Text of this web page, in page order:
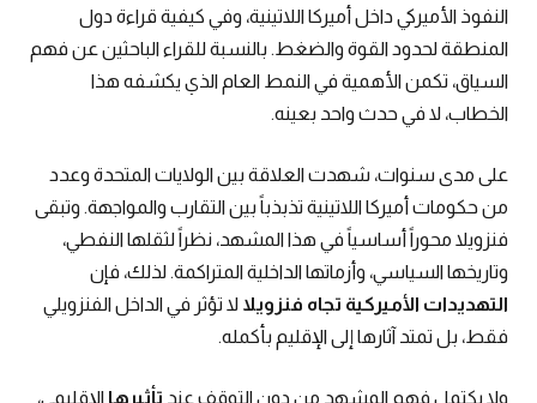
النفوذ الأميركي داخل أميركا اللاتينية، وفي كيفية قراءة دول
المنطقة لحدود القوة والضغط. بالنسبة للقراء الباحثين عن فهم
السياق، تكمن الأهمية في النمط العام الذي يكشفه هذا
الخطاب، لا في حدث واحد بعينه.
على مدى سنوات، شهدت العلاقة بين الولايات المتحدة وعدد
من حكومات أميركا اللاتينية تذبذباً بين التقارب والمواجهة. وتبقى
فنزويلا محوراً أساسياً في هذا المشهد، نظراً لثقلها النفطي،
وتاريخها السياسي، وأزماتها الداخلية المتراكمة. لذلك، فإن
التهديدات الأميركية تجاه فنزويلا لا تؤثر في الداخل الفنزويلي
فقط، بل تمتد آثارها إلى الإقليم بأكمله.
ولا يكتمل فهم المشهد من دون التوقف عند تأثيرها الإقليمي،